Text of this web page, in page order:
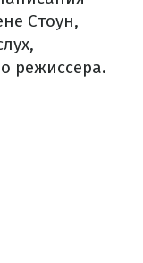
Стоун,
режиссера.